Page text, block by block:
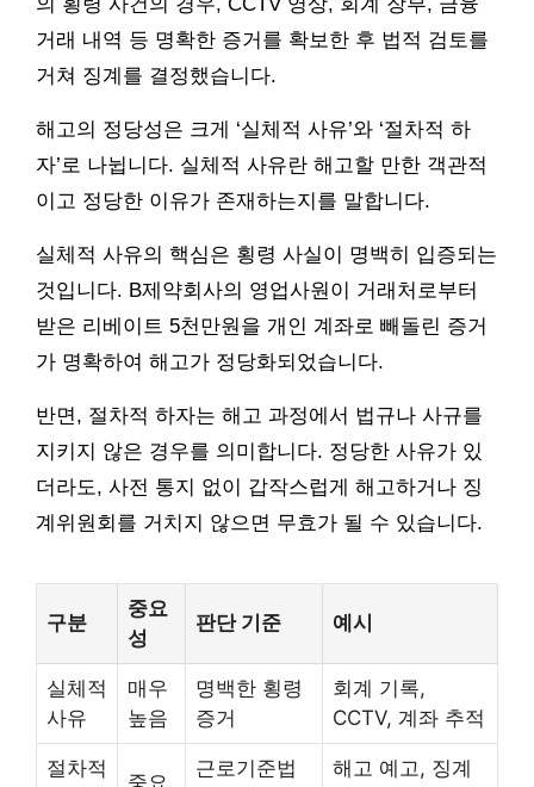
의 횡령 사건의 경우, CCTV 영상, 회계 장부, 금융
거래 내역 등 명확한 증거를 확보한 후 법적 검토를
거쳐 징계를 결정했습니다.
해고의 정당성은 크게 ‘실체적 사유’와 ‘절차적 하
자’로 나뉩니다. 실체적 사유란 해고할 만한 객관적
이고 정당한 이유가 존재하는지를 말합니다.
실체적 사유의 핵심은 횡령 사실이 명백히 입증되는
것입니다. B제약회사의 영업사원이 거래처로부터
받은 리베이트 5천만원을 개인 계좌로 빼돌린 증거
가 명확하여 해고가 정당화되었습니다.
반면, 절차적 하자는 해고 과정에서 법규나 사규를
지키지 않은 경우를 의미합니다. 정당한 사유가 있
더라도, 사전 통지 없이 갑작스럽게 해고하거나 징
계위원회를 거치지 않으면 무효가 될 수 있습니다.
구분
중요
성
판단 기준 예시
실체적
사유
매우
높음
명백한 횡령
증거
회계 기록,
CCTV, 계좌 추적
절차적
근로기준법
해고 예고, 징계